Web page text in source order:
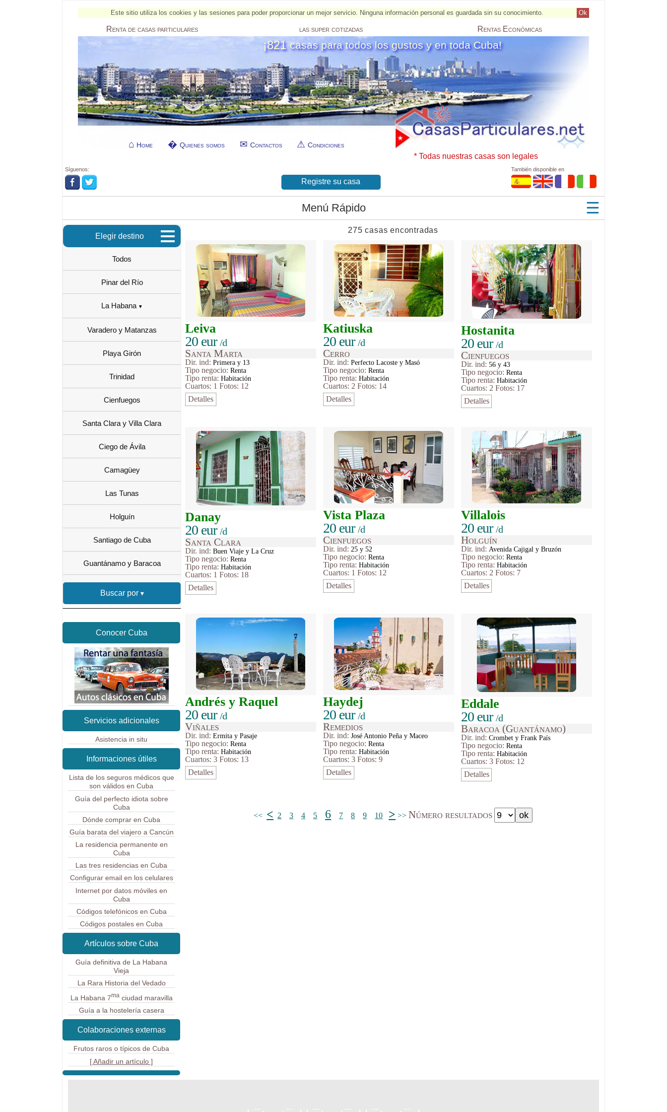
Ok
Este sitio utiliza los cookies y las sesiones para poder proporcionar un mejor servicio. Ninguna información personal es guardada sin su conocimiento.
Rentade casas particulares las super cotizadas Rentas Económicas
* Todas nuestras casas son legales
¡821casas para todos los gustos y en toda Cuba!
Home Quienes somos Contactos Condiciones
Síguenos:
Registre su casa
También disponible en
Menú Rápido ☰
Elegir destino
Todos
Pinar del Río
La Habana
Varadero y Matanzas
Playa Girón
Trinidad
Cienfuegos
Santa Clara y Villa Clara
Ciego de Ávila
Camagüey
Las Tunas
Holguín
Santiago de Cuba
Guantánamo y Baracoa
Buscar por
275 casas encontradas
Leiva
20 eur/d
Santa Marta
Dir. ind:Primera y 13
Tipo negocio:Renta
Tipo renta:Habitación
Cuartos: 1 Fotos: 12
Detalles
Katiuska
20 eur/d
Cerro
Dir. ind:Perfecto Lacoste y Masó
Tipo negocio:Renta
Tipo renta:Habitación
Cuartos: 2 Fotos: 14
Detalles
Hostanita
20 eur /d
Cienfuegos
Dir. ind: 56 y 43
Tiponegocio: Renta
Tipo renta: Habitación
Cuartos: 2 Fotos: 17
Detalles
Danay
20 eur/d
Santa Clara
Dir. ind:Buen Viaje y La Cruz
Tipo negocio:Renta
Tipo renta:Habitación
Cuartos: 1 Fotos: 18
Detalles
Vista Plaza
20 eur/d
Cienfuegos
Dir. ind: 25 y 52
Tipo negocio:Renta
Tipo renta:Habitación
Cuartos: 1 Fotos: 12
Detalles
Villalois
20 eur /d
Holguín
Dir. ind: Avenida Cajigal y Bruzón
Tiponegocio: Renta
Tipo renta: Habitación
Cuartos: 2 Fotos: 7
Detalles
Andrés y Raquel
20 eur/d
Viñales
Dir. ind:Ermita y Pasaje
Tipo negocio:Renta
Tipo renta:Habitación
Cuartos: 3 Fotos: 13
Detalles
Haydej
20 eur/d
Remedios
Dir. ind:José Antonio Peña y Maceo
Tipo negocio:Renta
Tipo renta:Habitación
Cuartos: 3 Fotos: 9
Detalles
Eddale
20 eur /d
Baracoa (Guantánamo)
Dir. ind: Crombet y Frank País
Tiponegocio: Renta
Tipo renta: Habitación
Cuartos: 3 Fotos: 12
Detalles
<< < 2 3 4 5 6 7 8 9 10 > >> Número resultados
Conocer Cuba
Servicios adicionales
Asistencia in situ
Informaciones útiles
Lista de los seguros médicos que
son válidos en Cuba
Guía del perfecto idiota sobre
Cuba
Dónde comprar en Cuba
Guía barata del viajero a Cancún
La residencia permanente en
Cuba
Las tres residencias en Cuba
Configurar email en los celulares
Internet por datos móviles en
Cuba
Códigos telefónicos en Cuba
Códigos postales en Cuba
Artículos sobre Cuba
Guía definitiva de La Habana
Vieja
La Rara Historia del Vedado
La Habana 7maciudad maravilla
Guía a la hostelería casera
Colaboraciones externas
Frutos raros o típicos de Cuba
[ Añadir un artículo ]